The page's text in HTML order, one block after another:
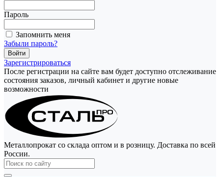
Пароль
Запомнить меня
Забыли пароль?
Зарегистрироваться
После регистрации на сайте вам будет доступно отслеживание
состояния заказов, личный кабинет и другие новые
возможности
Металлопрокат со склада оптом и в розницу. Доставка по всей
России.